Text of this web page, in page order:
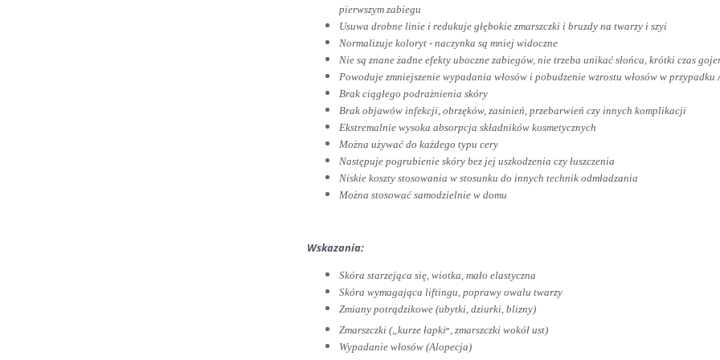
pierwszym zabiegu
Usuwa drobne linie i redukuje głębokie zmarszczki i bruzdy na twarzy i szyi
Normalizuje koloryt - naczynka są mniej widoczne
Nie są znane żadne efekty uboczne zabiegów, nie trzeba unikać słońca, krótki czas
Powoduje zmniejszenie wypadania włosów i pobudzenie wzrostu włosów w przypadku
Brak ciągłego podrażnienia skóry
Brak objawów infekcji, obrzęków, zasinień, przebarwień czy innych komplikacji
Ekstremalnie wysoka absorpcja składników kosmetycznych
Można używać do każdego typu cery
Następuje pogrubienie skóry bez jej uszkodzenia czy łuszczenia
Niskie koszty stosowania w stosunku do innych technik odmładzania
Można stosować samodzielnie w domu
Wskazania:
Skóra starzejąca się, wiotka, mało elastyczna
Skóra wymagająca liftingu, poprawy owalu twarzy
Zmiany potrądzikowe (ubytki, dziurki, blizny)
Zmarszczki („kurze łapki„, zmarszczki wokół ust)
Wypadanie włosów (Alopecja)